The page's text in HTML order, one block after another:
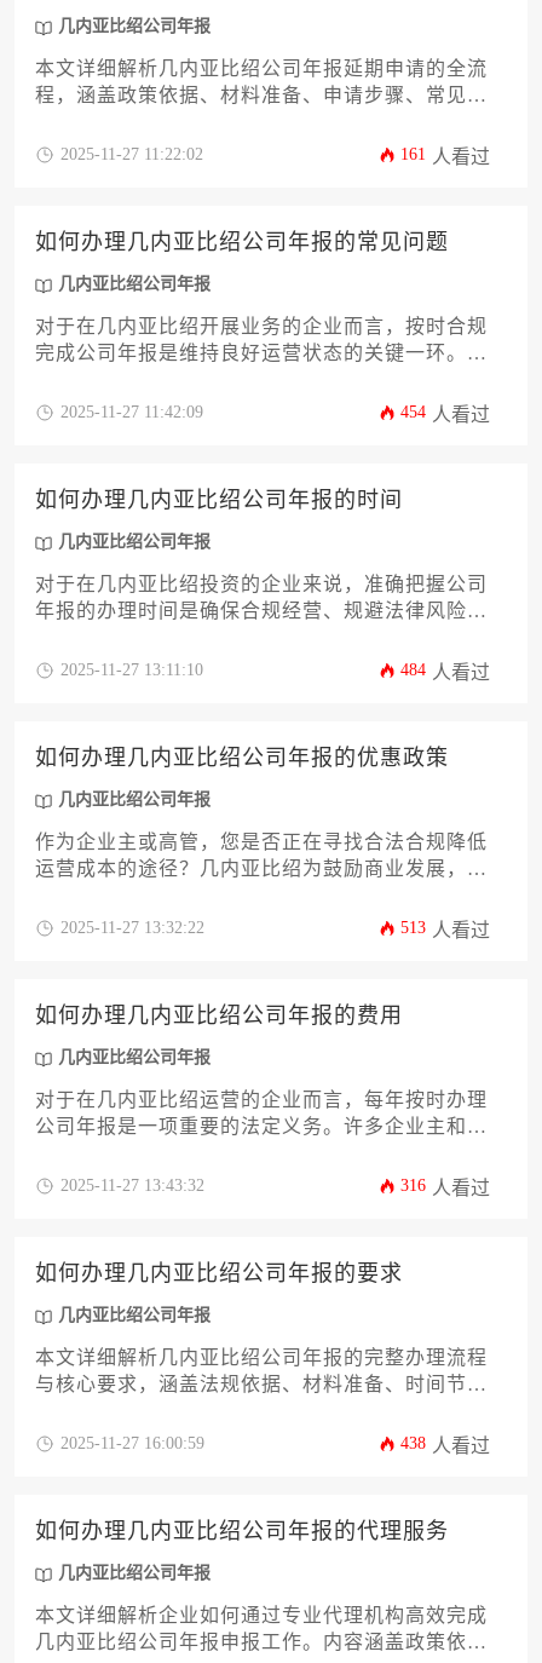
几内亚比绍公司年报
本文详细解析几内亚比绍公司年报延期申请的全流
程，涵盖政策依据、材料准备、申请步骤、常见问
延期办理指南，助力企业规避处罚并维护良好经营
2025-11-27 11:22:02 161 人看过
如何办理几内亚比绍公司年报的常见问题
几内亚比绍公司年报
对于在几内亚比绍开展业务的企业而言，按时合规
完成公司年报是维持良好运营状态的关键一环。本
见的各类问题，从法规依据、办理流程、材料准备
合规任务，规避潜在的法律与经营风险。
2025-11-27 11:42:09 454 人看过
如何办理几内亚比绍公司年报的时间
几内亚比绍公司年报
对于在几内亚比绍投资的企业来说，准确把握公司
年报的办理时间是确保合规经营、规避法律风险的
深入解析年报提交的具体时间窗口、核心材料清
营。了解并严格遵守几内亚比绍公司年报的相关规
定，是企业管理者的重要职责。
2025-11-27 13:11:10 484 人看过
如何办理几内亚比绍公司年报的优惠政策
几内亚比绍公司年报
作为企业主或高管，您是否正在寻找合法合规降低
运营成本的途径？几内亚比绍为鼓励商业发展，针
策。本文将深入解析如何通过精准把握政策要点、
期缴纳等优惠。掌握这些策略，不仅能确保您的企
业合规经营，更能有效优化税务支出，提升在几内
亚比绍市场的竞争力。
2025-11-27 13:32:22 513 人看过
如何办理几内亚比绍公司年报的费用
几内亚比绍公司年报
对于在几内亚比绍运营的企业而言，每年按时办理
公司年报是一项重要的法定义务。许多企业主和高
的费用构成及其优化策略。本文将深入剖析年报费
控制方案，旨在帮助企业清晰规划预算，高效合规
地完成年度申报，规避因延误或疏漏而产生的罚款
风险。
2025-11-27 13:43:32 316 人看过
如何办理几内亚比绍公司年报的要求
几内亚比绍公司年报
本文详细解析几内亚比绍公司年报的完整办理流程
与核心要求，涵盖法规依据、材料准备、时间节点
报，避免因延误或疏漏导致的法律处罚，确保海外
2025-11-27 16:00:59 438 人看过
如何办理几内亚比绍公司年报的代理服务
几内亚比绍公司年报
本文详细解析企业如何通过专业代理机构高效完成
几内亚比绍公司年报申报工作。内容涵盖政策依